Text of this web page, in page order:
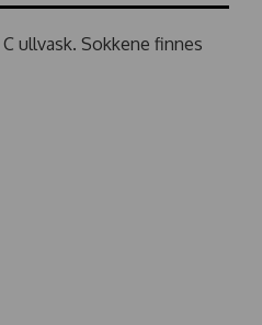
ullvask. Sokkene finnes